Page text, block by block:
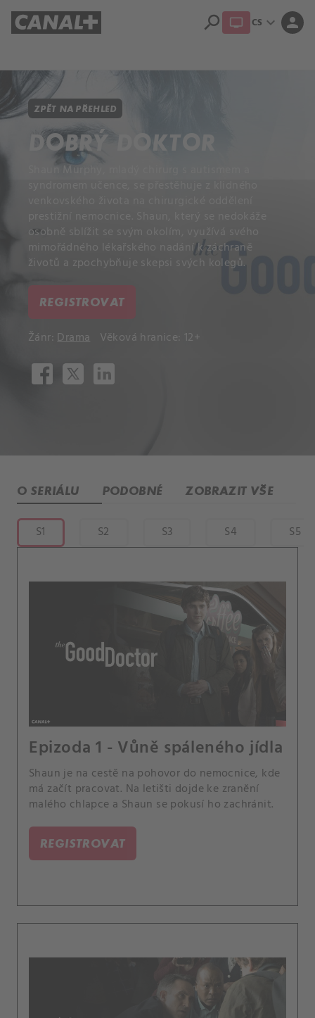
search CS expand_more person
ZPĚT NA PŘEHLED
DOBRÝ DOKTOR
Shaun Murphy, mladý chirurg s autismem a
osobně sblížit se svým okolím, využívá svého
mimořádného lékařského nadání k záchraně
životů a zpochybňuje skepsi svých kolegů.
REGISTROVAT
Žánr: Drama Věková hranice: 12+
O SERIÁLU PODOBNÉ ZOBRAZIT VŠE
S1 S2 S3 S4 S5
Epizoda 1 - Vůně spáleného jídla
Shaun je na cestě na pohovor do nemocnice, kde
má začít pracovat. Na letišti dojde ke zranění
malého chlapce a Shaun se pokusí ho zachránit.
REGISTROVAT